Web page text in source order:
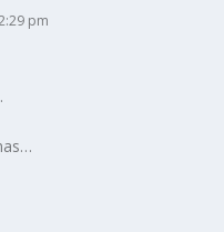
pm